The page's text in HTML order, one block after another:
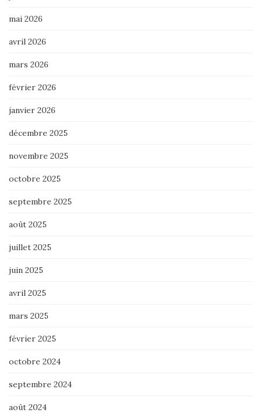
mai 2026
avril 2026
mars 2026
février 2026
janvier 2026
décembre 2025
novembre 2025
octobre 2025
septembre 2025
août 2025
juillet 2025
juin 2025
avril 2025
mars 2025
février 2025
octobre 2024
septembre 2024
août 2024